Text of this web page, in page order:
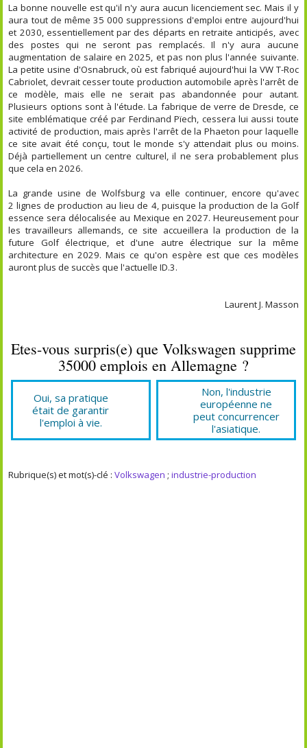
La bonne nouvelle est qu'il n'y aura aucun licenciement sec. Mais il y
aura tout de même 35 000 suppressions d'emploi entre aujourd'hui
et 2030, essentiellement par des départs en retraite anticipés, avec
des postes qui ne seront pas remplacés. Il n'y aura aucune
augmentation de salaire en 2025, et pas non plus l'année suivante.
La petite usine d'Osnabruck, où est fabriqué aujourd'hui la VW T-Roc
Cabriolet, devrait cesser toute production automobile après l'arrêt de
ce modèle, mais elle ne serait pas abandonnée pour autant.
Plusieurs options sont à l'étude. La fabrique de verre de Dresde, ce
site emblématique créé par Ferdinand Pïech, cessera lui aussi toute
activité de production, mais après l'arrêt de la Phaeton pour laquelle
ce site avait été conçu, tout le monde s'y attendait plus ou moins.
Déjà partiellement un centre culturel, il ne sera probablement plus
que cela en 2026.
La grande usine de Wolfsburg va elle continuer, encore qu'avec
2 lignes de production au lieu de 4, puisque la production de la Golf
essence sera délocalisée au Mexique en 2027. Heureusement pour
les travailleurs allemands, ce site accueillera la production de la
future Golf électrique, et d'une autre électrique sur la même
architecture en 2029. Mais ce qu'on espère est que ces modèles
auront plus de succès que l'actuelle ID.3.
Laurent J. Masson
Etes-vous surpris(e) que Volkswagen supprime
35000 emplois en Allemagne ?
Oui, sa pratique
était de garantir
l'emploi à vie.
Non, l'industrie
européenne ne
peut concurrencer
l'asiatique.
Rubrique(s) et mot(s)-clé :Volkswagen ;industrie-production